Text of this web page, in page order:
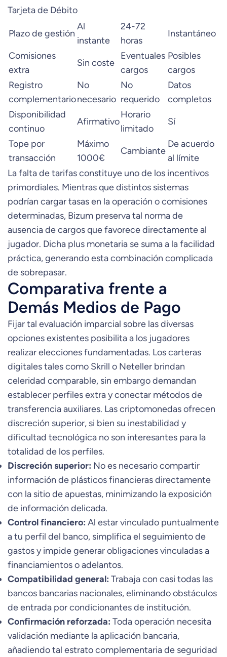
Tarjeta de Débito
Plazo de gestión
Al
instante
24-72
horas
Instantáneo
Comisiones
extra
Sin coste
Eventuales
cargos
Posibles
cargos
Registro
complementario
No
necesario
No
requerido
Datos
completos
Disponibilidad
continuo
Afirmativo
Horario
limitado
Sí
Tope por
transacción
Máximo
1000€
Cambiante
De acuerdo
al límite
La falta de tarifas constituye uno de los incentivos
primordiales. Mientras que distintos sistemas
podrían cargar tasas en la operación o comisiones
determinadas, Bizum preserva tal norma de
ausencia de cargos que favorece directamente al
jugador. Dicha plus monetaria se suma a la facilidad
práctica, generando esta combinación complicada
de sobrepasar.
Comparativa frente a
Demás Medios de Pago
Fijar tal evaluación imparcial sobre las diversas
opciones existentes posibilita a los jugadores
realizar elecciones fundamentadas. Los carteras
digitales tales como Skrill o Neteller brindan
celeridad comparable, sin embargo demandan
establecer perfiles extra y conectar métodos de
transferencia auxiliares. Las criptomonedas ofrecen
discreción superior, si bien su inestabilidad y
dificultad tecnológica no son interesantes para la
totalidad de los perfiles.
Discreción superior: No es necesario compartir
información de plásticos financieras directamente
con la sitio de apuestas, minimizando la exposición
de información delicada.
Control financiero: Al estar vinculado puntualmente
a tu perfil del banco, simplifica el seguimiento de
gastos y impide generar obligaciones vinculadas a
financiamientos o adelantos.
Compatibilidad general: Trabaja con casi todas las
bancos bancarias nacionales, eliminando obstáculos
de entrada por condicionantes de institución.
Confirmación reforzada: Toda operación necesita
validación mediante la aplicación bancaria,
añadiendo tal estrato complementaria de seguridad